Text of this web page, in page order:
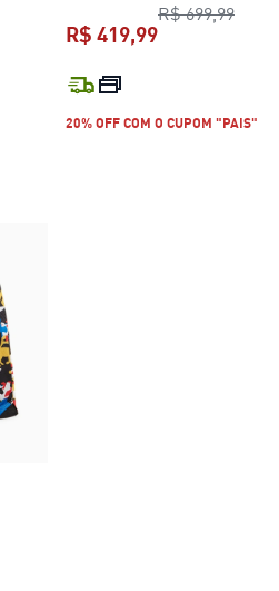
R$ 699,99
R$ 419,99
20% OFF COM O CUPOM "PAIS"